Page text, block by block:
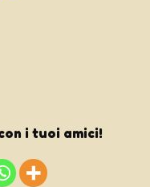
i tuoi amici!